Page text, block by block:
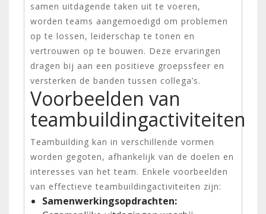
samen uitdagende taken uit te voeren,
worden teams aangemoedigd om problemen
op te lossen, leiderschap te tonen en
vertrouwen op te bouwen. Deze ervaringen
dragen bij aan een positieve groepssfeer en
versterken de banden tussen collega’s.
Voorbeelden van
teambuildingactiviteiten
Teambuilding kan in verschillende vormen
worden gegoten, afhankelijk van de doelen en
interesses van het team. Enkele voorbeelden
van effectieve teambuildingactiviteiten zijn:
Samenwerkingsopdrachten: